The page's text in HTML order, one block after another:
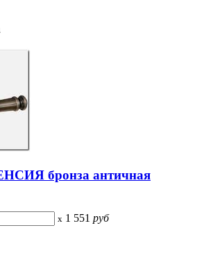
бронза античная
x 1 551 руб